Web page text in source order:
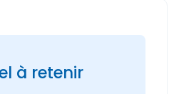
à retenir